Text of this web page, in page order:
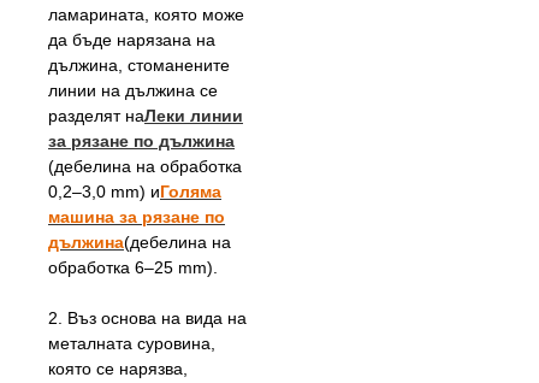
ламарината, която може
да бъде нарязана на
дължина, стоманените
линии на дължина се
разделят наЛеки линии
за рязане по дължина
(дебелина на обработка
0,2–3,0 mm) иГоляма
машина за рязане по
дължина(дебелина на
обработка 6–25 mm).
2. Въз основа на вида на
металната суровина,
която се нарязва,